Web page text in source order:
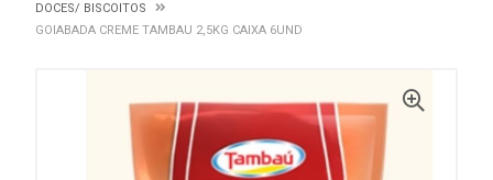
DOCES/ BISCOITOS
GOIABADA CREME TAMBAU 2,5KG CAIXA 6UND